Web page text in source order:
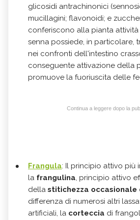
glicosidi antrachinonici
mucillagini; flavonoidi; e
conferiscono alla pianta
senna possiede, in particolare,
nei confronti dell'intestino
conseguente attivazione della
promuove la fuoriuscita delle
Continua a leggere dopo la
Frangula: Il principio attivo più
la frangulina, principio attivo
della stitichezza occasionale
differenza di numerosi altri
artificiali, la corteccia di